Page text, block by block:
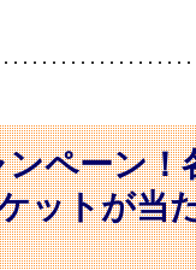
ペーン！
ットが当